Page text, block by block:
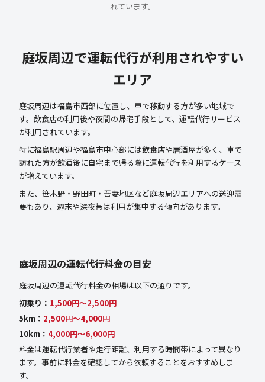
れています。
庭坂周辺で運転代行が利用されやすい
エリア
庭坂周辺は福島市西部に位置し、車で移動する方が多い地域で
す。飲食店の利用後や夜間の帰宅手段として、運転代行サービス
が利用されています。
特に福島駅周辺や福島市中心部には飲食店や居酒屋が多く、車で
訪れた方が飲酒後に自宅まで帰る際に運転代行を利用するケース
が増えています。
また、笹木野・野田町・吾妻地区など庭坂周辺エリアへの送迎需
要もあり、週末や深夜帯は利用が集中する傾向があります。
庭坂周辺の運転代行料金の目安
庭坂周辺の運転代行料金の相場は以下の通りです。
初乗り： 1,500円〜2,500円
5km： 2,500円〜4,000円
10km： 4,000円〜6,000円
料金は運転代行業者や走行距離、利用する時間帯によって異なり
ます。事前に料金を確認してから依頼することをおすすめしま
す。